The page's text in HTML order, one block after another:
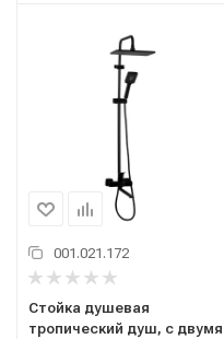
001.021.172
Стойка душевая
тропический душ, с двумя